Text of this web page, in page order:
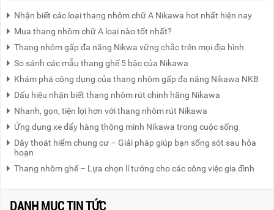
Nhận biết các loại thang nhôm chữ A Nikawa hot nhất hiện nay
Mua thang nhôm chữ A loại nào tốt nhất?
Thang nhôm gấp đa năng Nikwa vững chắc trên mọi địa hình
So sánh các mẫu thang ghế 5 bậc của Nikawa
Khám phá công dụng của thang nhôm gấp đa năng Nikawa NKB
Dấu hiệu nhận biết thang nhôm rút chính hãng Nikawa
Nhanh, gọn, tiện lợi hơn với thang nhôm rút Nikawa
Ứng dụng xe đẩy hàng thông minh Nikawa trong cuộc sống
Dây thoát hiểm chung cư – Giải pháp giúp bạn sống sót sau hỏa
hoạn
Thang nhôm ghế – Lựa chọn lí tưởng cho các công việc gia đình
DANH MỤC TIN TỨC